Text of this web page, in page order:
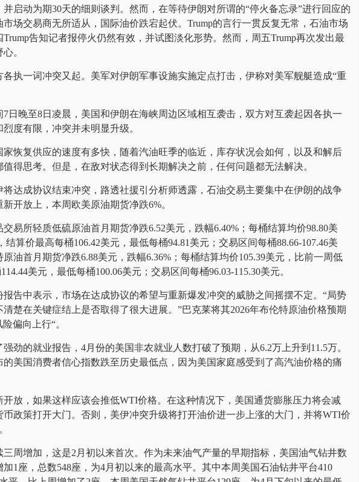
启动为期30天的细则谈判。然而，在等待伊朗对所谓的“停火备忘录”进行回应的
场交易商无所适从，国际油价跌宕起伏。Trump的言行一贯反复无常，石油市场
告知记者报停火仍然有效，并试图淡化形势。然而，周五Trump再次发出最
。
执一词冲突又起。美军对伊朗军事设施实施定点打击，伊称对美军舰艇造成“重
日晚至8日凌晨，美国和伊朗在海峡周边区域相互袭击，双方对互袭起因各执一
度有限，冲突并未明显升级。
恢复供应的速度有多快，随着汽油旺季的临近，库存状况会如何，以及和解后
得思考。但是，在敌对状态得到长期解决之前，任何问题都无法解决。
将达成协议结束冲突，路透社援引分析师透露，石油交易主要集中在伊朗的战争
开放上，本周欧美原油期货净跌6%。
易所轻质低硫原油首月期货净跌6.52美元，跌幅6.40%；每桶结算均价98.80美
结算价最高每桶106.42美元，最低每桶94.81美元；交易区间每桶88.66-107.46美
油首月期货净跌6.88美元，跌幅6.36%；每桶结算均价105.39美元，比前一周低
美元，最低每桶100.06美元；交易区间每桶96.03-115.30美元。
告中表示，市场在达成协议的希望与重新爆发冲突的威胁之间摇摆不定。“局势
楚在关键症结上是否取得了很大进展。”巴克莱将其2026年布伦特原油价格预期
偏向上行“。
劲的就业报告，4月份的美国非农就业人数打破了预期，从6.2万上升到11.5万。
美国消费者信心指数跌至历史最低点，因为美国家庭感受到了高汽油价格的痛
放，如果这样应该会推低WTI价格。在这种情况下，美国通货膨胀压力将会减
政策打开大门。否则，美伊冲突升级将打开油价进一步上涨的大门，并将WTI价
周增加，这是2月初以来首次。作为未来油气产量的早期指标，美国油气钻井数
1座，总数548座，为4月初以来的最高水平。其中本周美国石油钻井平台410